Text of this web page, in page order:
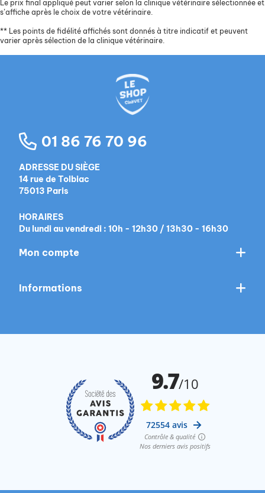
Le prix final appliqué peut varier selon la clinique vétérinaire sélectionnée et
s’affiche après le choix de votre vétérinaire.
** Les points de fidélité affichés sont donnés à titre indicatif et peuvent
varier après sélection de la clinique vétérinaire.
01 86 76 70 96
ADRESSE DU SIÈGE
14 rue de Tolbiac
75013 Paris
HORAIRES
Du lundi au vendredi : 10h - 12h30 / 13h30 - 16h30
Mon compte
Informations